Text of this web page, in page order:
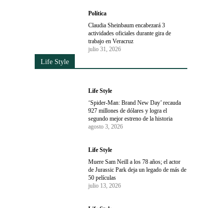
Política
Claudia Sheinbaum encabezará 3
actividades oficiales durante gira de
trabajo en Veracruz
julio 31, 2026
Life Style
Life Style
‘Spider-Man: Brand New Day’ recauda
927 millones de dólares y logra el
segundo mejor estreno de la historia
agosto 3, 2026
Life Style
Muere Sam Neill a los 78 años; el actor
de Jurassic Park deja un legado de más de
50 películas
julio 13, 2026